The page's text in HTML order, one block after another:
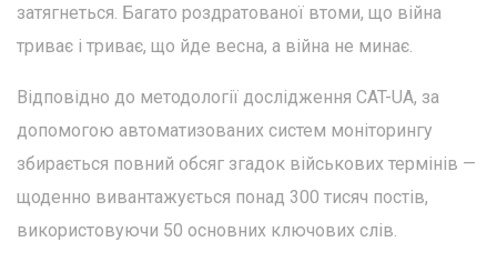
затягнеться. Багато роздратованої втоми, що війна
триває і триває, що йде весна, а війна не минає.
Відповідно до методології дослідження CAT-UA, за
допомогою автоматизованих систем моніторингу
збирається повний обсяг згадок військових термінів —
щоденно вивантажується понад 300 тисяч постів,
використовуючи 50 основних ключових слів.